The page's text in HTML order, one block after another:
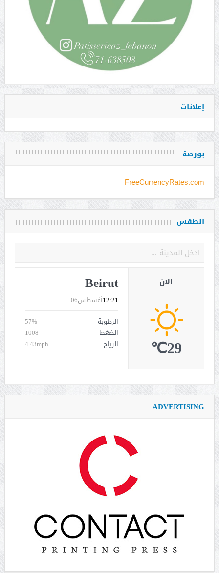
إعلانات
بورصة
FreeCurrencyRates.com
الطقس
Beirut
أغسطس0612:21
الرطوبة
57%
الضغط
1008
الرياح
4.43mph
الان
29℃
ADVERTISING